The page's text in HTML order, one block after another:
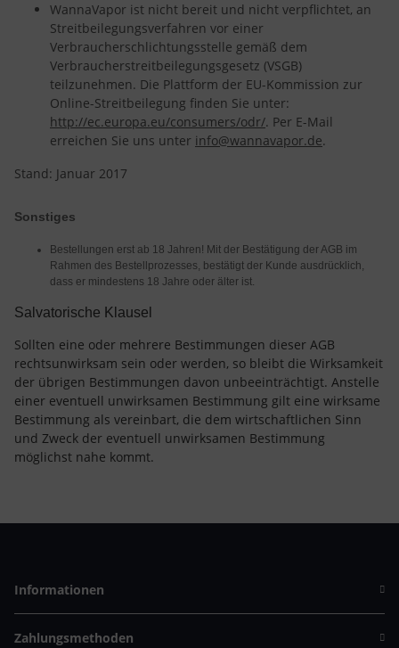
WannaVapor ist nicht bereit und nicht verpflichtet, an
Streitbeilegungsverfahren vor einer
Verbraucherschlichtungsstelle gemäß dem
Verbraucherstreitbeilegungsgesetz (VSGB)
teilzunehmen. Die Plattform der EU-Kommission zur
Online-Streitbeilegung finden Sie unter:
http://ec.europa.eu/consumers/odr/. Per E-Mail
erreichen Sie uns unter info@wannavapor.de.
Stand: Januar 2017
Sonstiges
Bestellungen erst ab 18 Jahren! Mit der Bestätigung der AGB im
Rahmen des Bestellprozesses, bestätigt der Kunde ausdrücklich,
dass er mindestens 18 Jahre oder älter ist.
Salvatorische Klausel
Sollten eine oder mehrere Bestimmungen dieser AGB
rechtsunwirksam sein oder werden, so bleibt die Wirksamkeit
der übrigen Bestimmungen davon unbeeinträchtigt. Anstelle
einer eventuell unwirksamen Bestimmung gilt eine wirksame
Bestimmung als vereinbart, die dem wirtschaftlichen Sinn
und Zweck der eventuell unwirksamen Bestimmung
möglichst nahe kommt.
Informationen
Zahlungsmethoden